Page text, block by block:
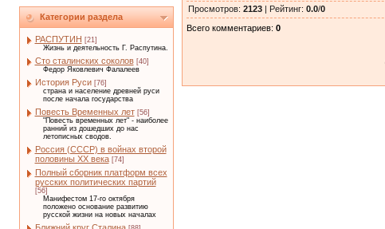
Категории раздела
РАСПУТИН [21]
Жизнь и деятельность Г. Распутина.
Сто сталинских соколов [40]
Федор Яковлевич Фалалеев
История Руси [76]
страна и население древней руси
после начала государства
Повесть Временных лет [56]
"Повесть временных лет" - наиболее
ранний из дошедших до нас
летописных сводов.
Россия (СССР) в войнах второй
половины XX века [74]
Полный сборник платформ всех
русских политических партий
[56]
Манифестом 17-го октября
положено основание развитию
русской жизни на новых началах
Просмотров: 2123| Рейтинг: 0.0/0
Всего комментариев: 0